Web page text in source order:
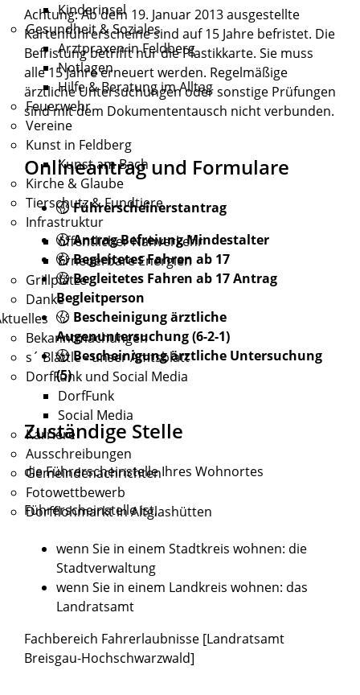
Kinderinsel
Gesundheit & Soziales
Arztpraxen in Feldberg
Notlagen
Hilfe & Beratung im Alltag
Feuerwehr
Vereine
Kunst in Feldberg
Kunst am Bach
Kirche & Glaube
Tierschutz & Fundtiere
Infrastruktur
öffentlicher Nahverkehr
Erneuerbare Energien
Grillplätze
Danke
Bekanntmachungen
s´ Blättle - unser Amtsblatt
DorfFunk und Social Media
DorfFunk
Social Media
Karriere
Ausschreibungen
Gemeindenachrichten
Fotowettbewerb
Dorfflohmarkt in Altglashütten
Achtung:Ab dem 19. Januar 2013 ausgestellte
Kartenführerscheine sind auf 15 Jahre befristet. Die
Befristung betrifft nur die Plastikkarte. Sie muss
alle 15 Jahre erneuert werden. Regelmäßige
ärztliche Untersuchungen oder sonstige Prüfungen
sind mit dem Dokumententausch nicht verbunden.
Onlineantrag und Formulare
Führerscheinerstantrag
Antrag Befreiung Mindestalter
Begleitetes Fahren ab 17
Begleitetes Fahren ab 17 Antrag
Begleitperson
Bescheinigung ärztliche
Augenuntersuchung (6-2-1)
Bescheinigung ärztliche Untersuchung
(5)
Zuständige Stelle
die Führerscheinstelle Ihres Wohnortes
Führerscheinstelle ist,
wenn Sie in einem Stadtkreis wohnen: die
Stadtverwaltung
wenn Sie in einem Landkreis wohnen: das
Landratsamt
Fachbereich Fahrerlaubnisse [Landratsamt
Breisgau-Hochschwarzwald]